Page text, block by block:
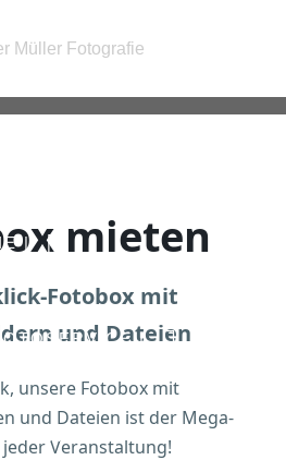
|
|
mieten
Fotobox mit
und Dateien
unsere Fotobox mit
und Dateien ist der Mega-
Veranstaltung!